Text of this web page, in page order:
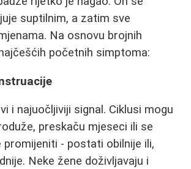
suptilnim, a zatim sve
Na osnovu brojnih
početnih simptoma:
i najuočljiviji signal. Ciklusi mogu
preskaču mjeseci ili se
promijeniti - postati obilnije ili,
Neke žene doživljavaju i